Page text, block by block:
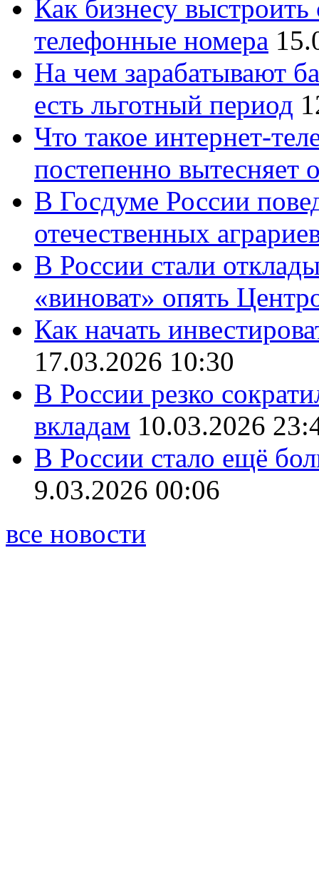
Как бизнесу
телефонные номера
На чем зарабатывают
есть льготный период
Что такое интернет-
постепенно вытесняет
В Госдуме России
отечественных
В России стали
«виноват» опять
Как начать
17.03.2026 10:30
В России резко
вкладам 10.03.2026
В России стало ещё
9.03.2026 00:06
все новости